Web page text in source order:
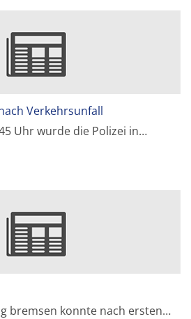
Verkehrsunfall
Uhr wurde die Polizei in…
bremsen konnte nach ersten…